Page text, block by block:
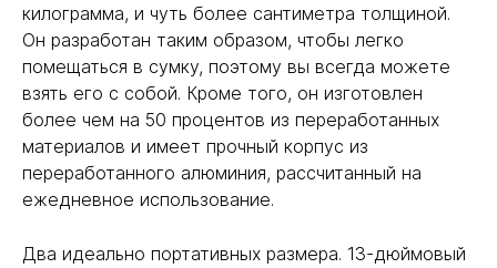
килограмма, и чуть более сантиметра толщиной.
Он разработан таким образом, чтобы легко
помещаться в сумку, поэтому вы всегда можете
взять его с собой. Кроме того, он изготовлен
более чем на 50 процентов из переработанных
материалов и имеет прочный корпус из
переработанного алюминия, рассчитанный на
ежедневное использование.
Два идеально портативных размера. 13-дюймовый